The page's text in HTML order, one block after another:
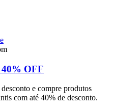
40% OFF
e compre produtos
com até 40% de desconto.